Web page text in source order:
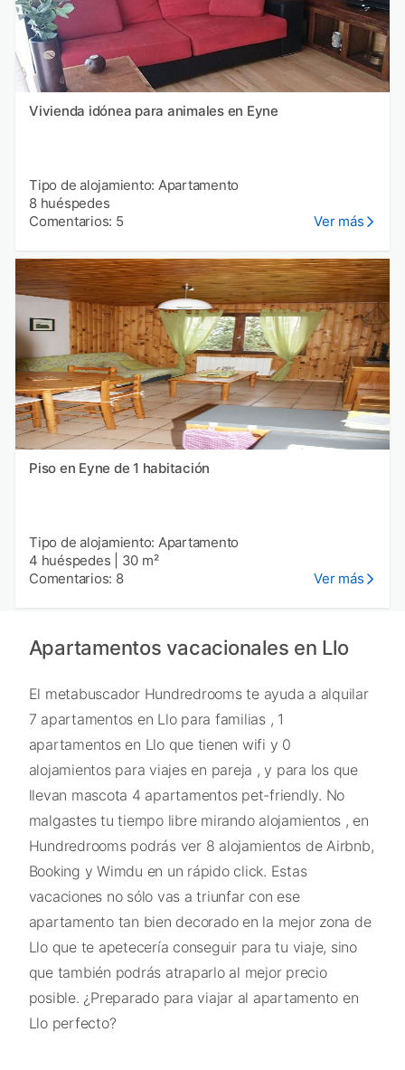
Vivienda idónea para animales en Eyne
Tipo de alojamiento: Apartamento
8 huéspedes
Comentarios: 5
Ver más
Piso en Eyne de 1 habitación
Tipo de alojamiento: Apartamento
4 huéspedes
30 m²
Comentarios: 8
Ver más
Apartamentos vacacionales en Llo
El metabuscador Hundredrooms te ayuda a alquilar
7 apartamentos en Llo para familias , 1
apartamentos en Llo que tienen wifi y 0
alojamientos para viajes en pareja , y para los que
llevan mascota 4 apartamentos pet-friendly. No
malgastes tu tiempo libre mirando alojamientos , en
Hundredrooms podrás ver 8 alojamientos de Airbnb,
Booking y Wimdu en un rápido click. Estas
vacaciones no sólo vas a triunfar con ese
apartamento tan bien decorado en la mejor zona de
Llo que te apetecería conseguir para tu viaje, sino
que también podrás atraparlo al mejor precio
posible. ¿Preparado para viajar al apartamento en
Llo perfecto?